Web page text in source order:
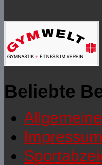
Beliebte